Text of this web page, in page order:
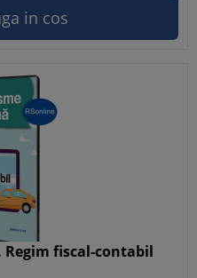
in cos
fiscal-contabil